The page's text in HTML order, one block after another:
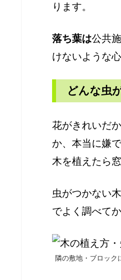
ります。
落ち葉は公共
けないような
どんな虫
花がきれいだ
か、本当に嫌で
木を植えたら
虫がつかない
でよく調べて
隣の敷地・ブロック